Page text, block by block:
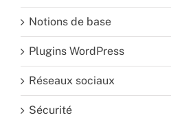
Notions de base
Plugins WordPress
Réseaux sociaux
Sécurité